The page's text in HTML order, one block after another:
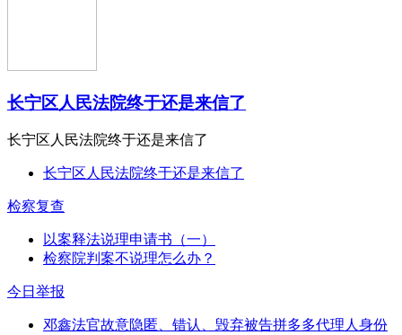
长宁区人民法院终于还是来信了
长宁区人民法院终于还是来信了
长宁区人民法院终于还是来信了
检察复查
以案释法说理申请书（一）
检察院判案不说理怎么办？
今日举报
邓鑫法官故意隐匿、错认、毁弃被告拼多多代理人身份